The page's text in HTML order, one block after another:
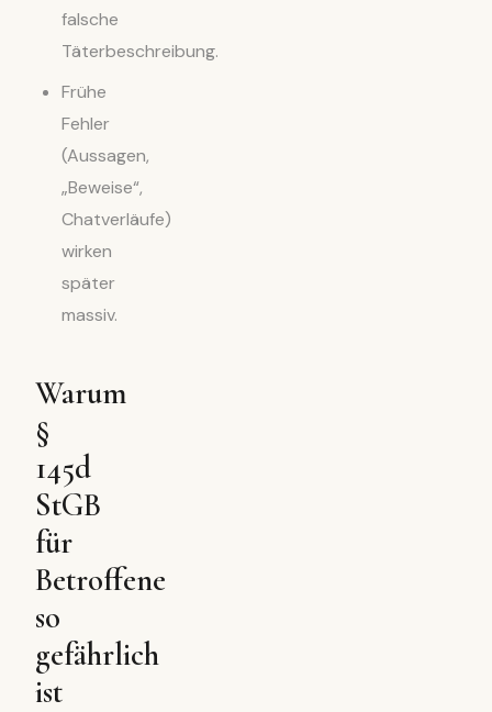
falsche
Täterbeschreibung.
Frühe
Fehler
(Aussagen,
„Beweise“,
Chatverläufe)
wirken
später
massiv.
Warum
§
145d
StGB
für
Betroffene
so
gefährlich
ist